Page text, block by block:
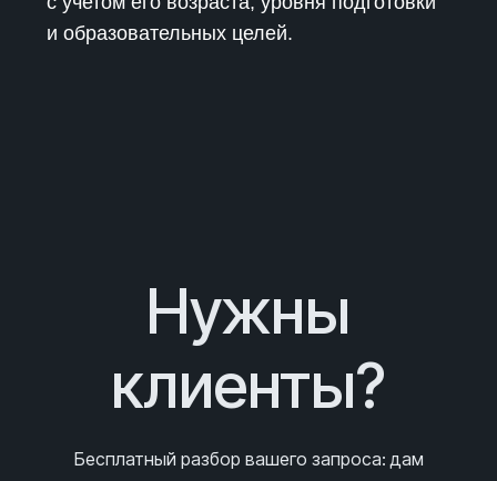
и образовательных целей.
Нужны
клиенты?
Бесплатный разбор вашего запроса: дам